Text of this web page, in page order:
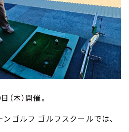
木）開催。
ゴルフ ゴルフスクールでは、